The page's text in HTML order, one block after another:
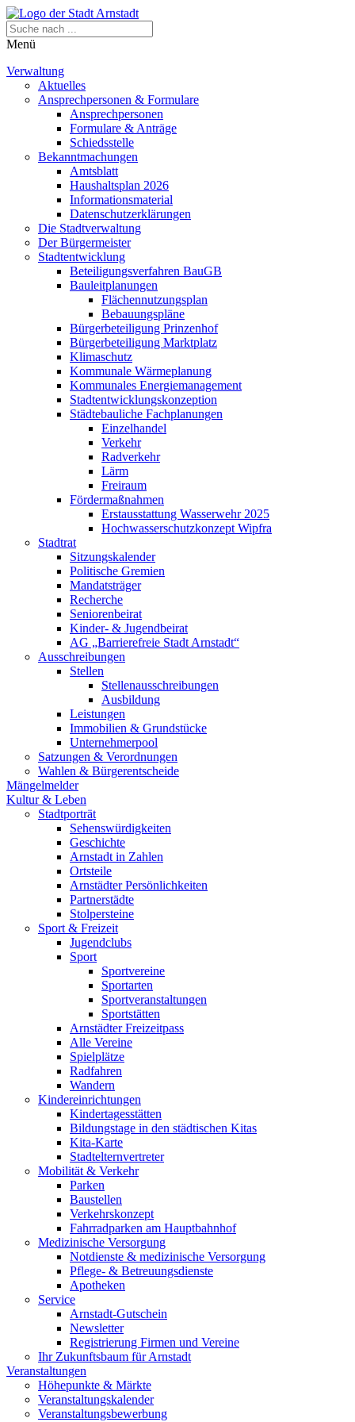
Menü
Verwaltung
Aktuelles
Ansprechpersonen & Formulare
Ansprechpersonen
Formulare & Anträge
Schiedsstelle
Bekanntmachungen
Amtsblatt
Haushaltsplan 2026
Informationsmaterial
Datenschutzerklärungen
Die Stadtverwaltung
Der Bürgermeister
Stadtentwicklung
Beteiligungsverfahren BauGB
Bauleitplanungen
Flächennutzungsplan
Bebauungspläne
Bürgerbeteiligung Prinzenhof
Bürgerbeteiligung Marktplatz
Klimaschutz
Kommunale Wärmeplanung
Kommunales Energiemanagement
Stadtentwicklungskonzeption
Städtebauliche Fachplanungen
Einzelhandel
Verkehr
Radverkehr
Lärm
Freiraum
Fördermaßnahmen
Erstausstattung Wasserwehr 2025
Hochwasserschutzkonzept Wipfra
Stadtrat
Sitzungskalender
Politische Gremien
Mandatsträger
Recherche
Seniorenbeirat
Kinder- & Jugendbeirat
AG „Barrierefreie Stadt Arnstadt“
Ausschreibungen
Stellen
Stellenausschreibungen
Ausbildung
Leistungen
Immobilien & Grundstücke
Unternehmerpool
Satzungen & Verordnungen
Wahlen & Bürgerentscheide
Mängelmelder
Kultur & Leben
Stadtporträt
Sehenswürdigkeiten
Geschichte
Arnstadt in Zahlen
Ortsteile
Arnstädter Persönlichkeiten
Partnerstädte
Stolpersteine
Sport & Freizeit
Jugendclubs
Sport
Sportvereine
Sportarten
Sportveranstaltungen
Sportstätten
Arnstädter Freizeitpass
Alle Vereine
Spielplätze
Radfahren
Wandern
Kindereinrichtungen
Kindertagesstätten
Bildungstage in den städtischen Kitas
Kita-Karte
Stadtelternvertreter
Mobilität & Verkehr
Parken
Baustellen
Verkehrskonzept
Fahrradparken am Hauptbahnhof
Medizinische Versorgung
Notdienste & medizinische Versorgung
Pflege- & Betreuungsdienste
Apotheken
Service
Arnstadt-Gutschein
Newsletter
Registrierung Firmen und Vereine
Ihr Zukunftsbaum für Arnstadt
Veranstaltungen
Höhepunkte & Märkte
Veranstaltungskalender
Veranstaltungsbewerbung